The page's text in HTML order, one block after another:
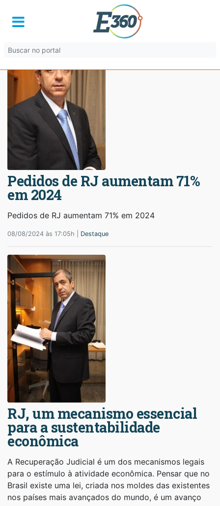
Pedidos de RJ aumentam 71%
em 2024
Pedidos de RJ aumentam 71% em 2024
08/08/2024 às 17:05h | Destaque
RJ, um mecanismo essencial
para a sustentabilidade
econômica
A Recuperação Judicial é um dos mecanismos legais
para o estímulo à atividade econômica. Pensar que no
Brasil existe uma lei, criada nos moldes das existentes
nos países mais avançados do mundo, é um avanço